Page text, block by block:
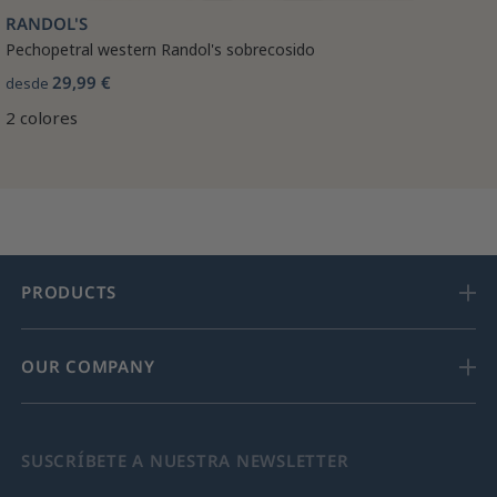
RANDOL'S
Pechopetral western Randol's sobrecosido
desde 29,99 €
2 colores
PRODUCTS
OUR COMPANY
SUSCRÍBETE A NUESTRA NEWSLETTER